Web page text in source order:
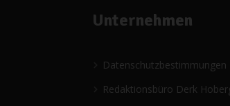
Unternehmen
Datenschutzbestimmungen
Redaktionsbüro Derk